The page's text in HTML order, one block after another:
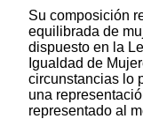
Su composición
equilibrada de
dispuesto en la
Igualdad de
circunstancias lo
una
representado al